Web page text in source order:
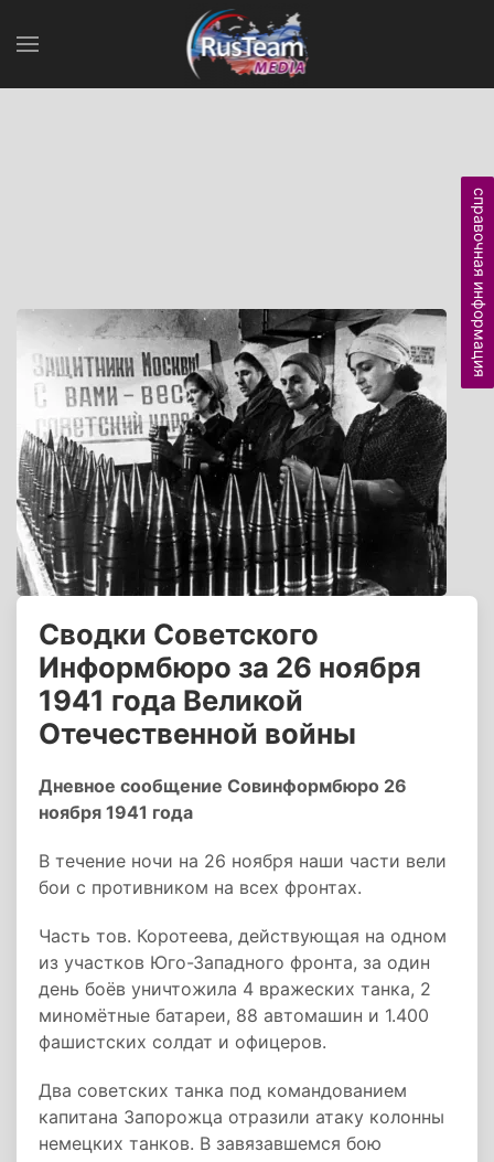
Сводки Советского
Информбюро за 26 ноября
1941 года Великой
Отечественной войны
Дневное сообщение Совинформбюро 26
ноября 1941 года
В течение ночи на 26 ноября наши части вели
бои с противником на всех фронтах.
Часть тов. Коротеева, действующая на одном
из участков Юго-Западного фронта, за один
день боёв уничтожила 4 вражеских танка, 2
миномётные батареи, 88 автомашин и 1.400
фашистских солдат и офицеров.
Два советских танка под командованием
капитана Запорожца отразили атаку колонны
немецких танков. В завязавшемся бою
справочная информация